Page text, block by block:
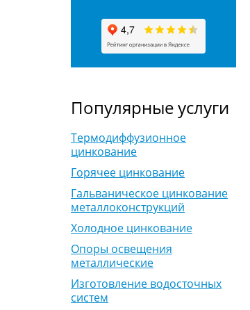
Популярные услуги
Термодиффузионное
цинкование
Горячее цинкование
Гальваническое цинкование
металлоконструкций
Холодное цинкование
Опоры освещения
металлические
Изготовление водосточных
систем